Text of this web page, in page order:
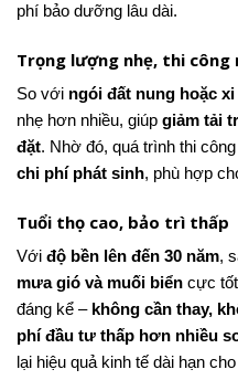
phí bảo dưỡng lâu dài.
Trọng lượng nhẹ, thi công
So với ngói đất nung hoặc xi
nhẹ hơn nhiều, giúp giảm tải
đặt. Nhờ đó, quá trình thi
chi phí phát sinh, phù hợp
Tuổi thọ cao, bảo trì thấp
Với độ bền lên đến 30 năm,
mưa gió và muối biển cực
đáng kể – không cần thay,
phí đầu tư thấp hơn nhiều
lại hiệu quả kinh tế dài hạn